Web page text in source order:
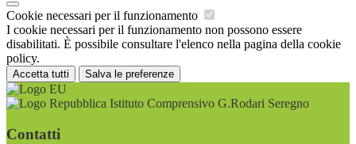
Cookie necessari per il funzionamento
I cookie necessari per il funzionamento non possono essere
disabilitati. È possibile consultare l'elenco nella pagina della cookie
policy.
Accetta tutti Salva le preferenze
Istituto Comprensivo G.Rodari Seregno
Contatti